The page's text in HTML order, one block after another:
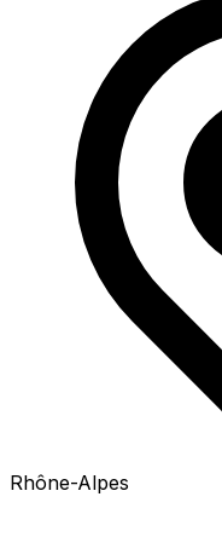
Rhône-Alpes